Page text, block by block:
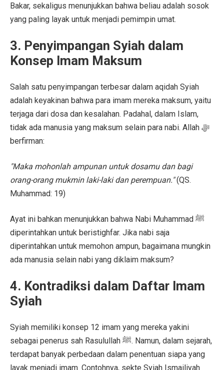
Bakar, sekaligus menunjukkan bahwa beliau adalah sosok
yang paling layak untuk menjadi pemimpin umat.
3. Penyimpangan Syiah dalam
Konsep Imam Maksum
Salah satu penyimpangan terbesar dalam aqidah Syiah
adalah keyakinan bahwa para imam mereka maksum, yaitu
terjaga dari dosa dan kesalahan. Padahal, dalam Islam,
tidak ada manusia yang maksum selain para nabi. Allah ﷻ
berfirman:
"Maka mohonlah ampunan untuk dosamu dan bagi
orang-orang mukmin laki-laki dan perempuan."(QS.
Muhammad: 19)
Ayat ini bahkan menunjukkan bahwa Nabi Muhammad ﷺ
diperintahkan untuk beristighfar. Jika nabi saja
diperintahkan untuk memohon ampun, bagaimana mungkin
ada manusia selain nabi yang diklaim maksum?
4. Kontradiksi dalam Daftar Imam
Syiah
Syiah memiliki konsep 12 imam yang mereka yakini
sebagai penerus sah Rasulullah ﷺ. Namun, dalam sejarah,
terdapat banyak perbedaan dalam penentuan siapa yang
layak menjadi imam. Contohnya, sekte Syiah Ismailiyah